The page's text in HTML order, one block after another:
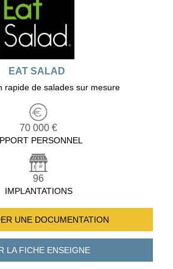
EAT SALAD
rapide de salades sur mesure
70 000 €
PERSONNEL
96
IMPLANTATIONS
UNE DOCUMENTATION
LA FICHEENSEIGNE